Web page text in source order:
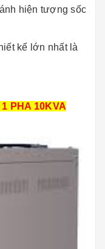
hiện tượng sốc
kế lớn nhất là
PHA 10KVA